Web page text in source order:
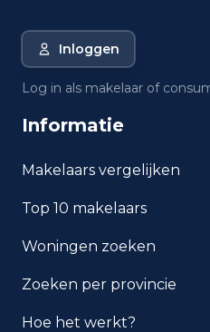
Amsterdam?
waarde in
inkomen per
Amsterdam?
Amsterdam?
Welke
het meest voor in
Inloggen
Log in als makelaar of
Informatie
Makelaars vergelijken
Top 10 makelaars
Woningen zoeken
Zoeken per provincie
Hoe het werkt?